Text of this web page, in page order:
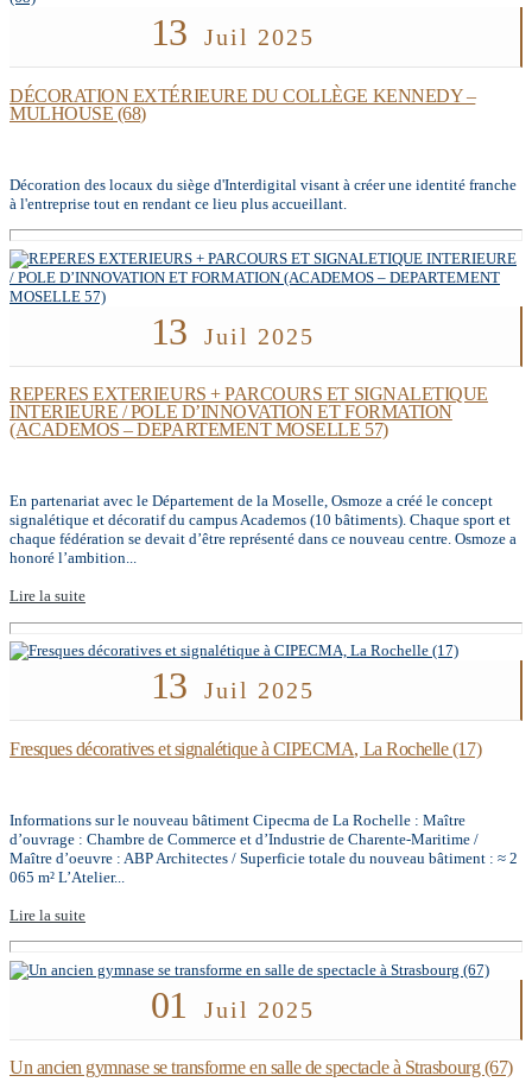
13 Juil 2025
DÉCORATION EXTÉRIEURE DU COLLÈGE KENNEDY –
MULHOUSE (68)
Décoration des locaux du siège d'Interdigital visant à créer une identité franche
à l'entreprise tout en rendant ce lieu plus accueillant.
13 Juil 2025
REPERES EXTERIEURS + PARCOURS ET SIGNALETIQUE
INTERIEURE / POLE D’INNOVATION ET FORMATION
(ACADEMOS – DEPARTEMENT MOSELLE 57)
En partenariat avec le Département de la Moselle, Osmoze a créé le concept
signalétique et décoratif du campus Academos (10 bâtiments). Chaque sport et
chaque fédération se devait d’être représenté dans ce nouveau centre. Osmoze a
honoré l’ambition...
Lire la suite
13 Juil 2025
Fresques décoratives et signalétique à CIPECMA, La Rochelle (17)
Informations sur le nouveau bâtiment Cipecma de La Rochelle : Maître
d’ouvrage : Chambre de Commerce et d’Industrie de Charente-Maritime /
Maître d’oeuvre : ABP Architectes / Superficie totale du nouveau bâtiment : ≈ 2
065 m² L’Atelier...
Lire la suite
01 Juil 2025
Un ancien gymnase se transforme en salle de spectacle à Strasbourg (67)